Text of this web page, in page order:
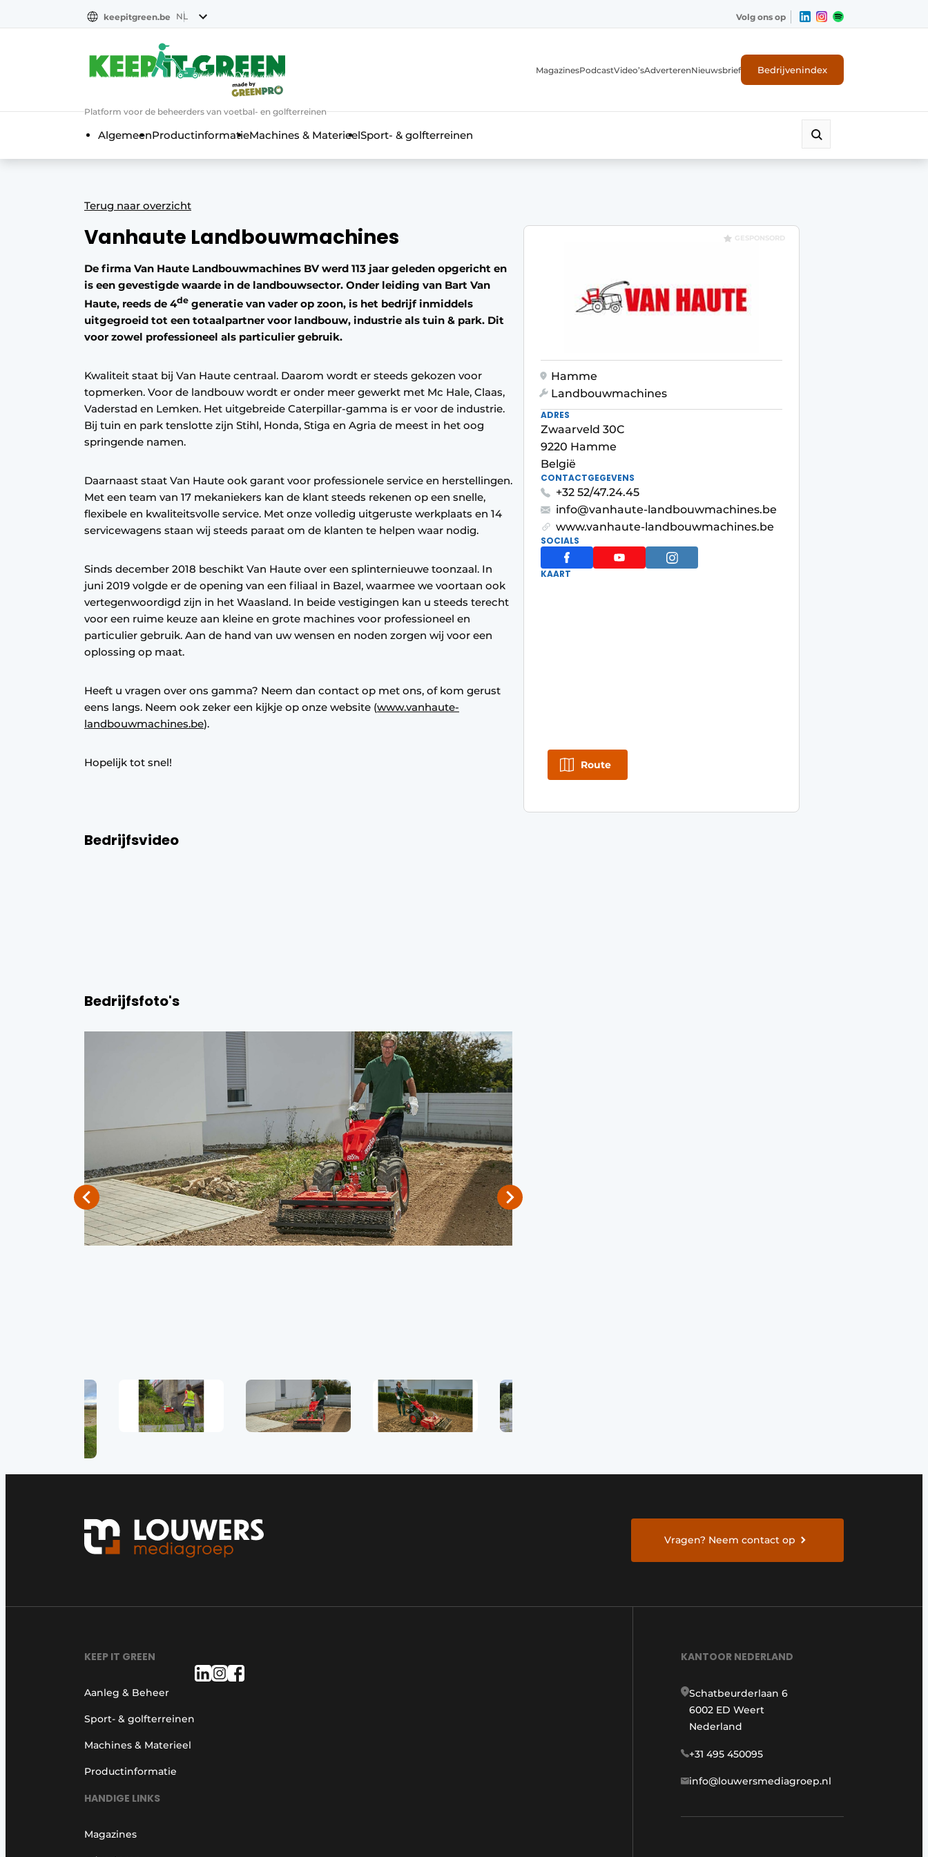
keepitgreen.be NL Volg ons op
Platform voor de beheerders van voetbal- en golfterreinen
MagazinesPodcastVideo’sAdverterenNieuwsbrief Bedrijvenindex
AlgemeenProductinformatieMachines & MaterieelSport- & golfterreinen
Terug naar overzicht
Vanhaute Landbouwmachines
De firma Van Haute Landbouwmachines BV werd 113 jaar geleden opgericht en
is een gevestigde waarde in de landbouwsector. Onder leiding van Bart Van
Haute, reeds de 4de generatie van vader op zoon, is het bedrijf inmiddels
uitgegroeid tot een totaalpartner voor landbouw, industrie als tuin & park. Dit
voor zowel professioneel als particulier gebruik.
Kwaliteit staat bij Van Haute centraal. Daarom wordt er steeds gekozen voor
topmerken. Voor de landbouw wordt er onder meer gewerkt met Mc Hale, Claas,
Vaderstad en Lemken. Het uitgebreide Caterpillar-gamma is er voor de industrie.
Bij tuin en park tenslotte zijn Stihl, Honda, Stiga en Agria de meest in het oog
springende namen.
Daarnaast staat Van Haute ook garant voor professionele service en herstellingen.
Met een team van 17 mekaniekers kan de klant steeds rekenen op een snelle,
flexibele en kwaliteitsvolle service. Met onze volledig uitgeruste werkplaats en 14
servicewagens staan wij steeds paraat om de klanten te helpen waar nodig.
Sinds december 2018 beschikt Van Haute over een splinternieuwe toonzaal. In
juni 2019 volgde er de opening van een filiaal in Bazel, waarmee we voortaan ook
vertegenwoordigd zijn in het Waasland. In beide vestigingen kan u steeds terecht
voor een ruime keuze aan kleine en grote machines voor professioneel en
particulier gebruik. Aan de hand van uw wensen en noden zorgen wij voor een
oplossing op maat.
Heeft u vragen over ons gamma? Neem dan contact op met ons, of kom gerust
eens langs. Neem ook zeker een kijkje op onze website (www.vanhaute-
landbouwmachines.be).
Hopelijk tot snel!
Bedrijfsvideo
Bedrijfsfoto's
GESPONSORD
Hamme
Landbouwmachines
ADRES
Zwaarveld 30C
9220 Hamme
België
CONTACTGEGEVENS
+32 52/47.24.45
info@vanhaute-landbouwmachines.be
www.vanhaute-landbouwmachines.be
SOCIALS
KAART
Route
Vragen? Neem contact op
KEEP IT GREEN
Aanleg & Beheer
Sport- & golfterreinen
Machines & Materieel
Productinformatie
HANDIGE LINKS
Magazines
KANTOOR NEDERLAND
Schatbeurderlaan 6
6002 ED Weert
Nederland
+31 495 450095
info@louwersmediagroep.nl